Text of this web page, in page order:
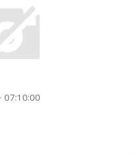
· 07:10:00